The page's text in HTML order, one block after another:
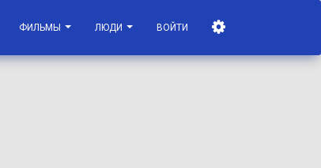
ФИЛЬМЫ ЛЮДИ ВОЙТИ